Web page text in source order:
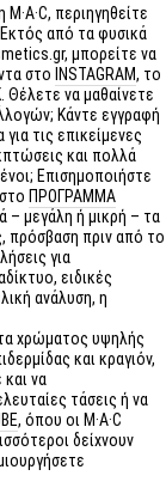
περιηγηθείτε
από τα φυσικά
μπορείτε να
στο INSTAGRAM, το
. Θέλετε να μαθαίνετε
Κάντε εγγραφή
τις επικείμενες
και πολλά
Επισημοποιήστε
ΠΡΌΓΡΑΜΜΑ
– μεγάλη ή μικρή – τα
πρόσβαση πριν από το
για
ειδικές
ανάλυση, η
χρώματος υψηλής
και κραγιόν,
να
τάσεις ή να
, όπου οι M·A·C
δείχνουν